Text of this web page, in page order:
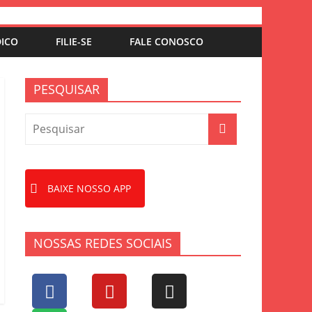
FILIE-SE FALE CONOSCO
PESQUISAR
BAIXE NOSSO APP
NOSSAS REDES SOCIAIS